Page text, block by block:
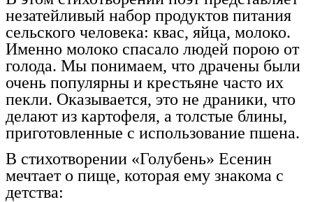
незатейливый набор продуктов питания
сельского человека: квас, яйца, молоко.
Именно молоко спасало людей порою от
голода. Мы понимаем, что драчены были
очень популярны и крестьяне часто их
пекли. Оказывается, это не драники, что
делают из картофеля, а толстые блины,
приготовленные с использование пшена.
В стихотворении «Голубень» Есенин
мечтает о пище, которая ему знакома с
детства: